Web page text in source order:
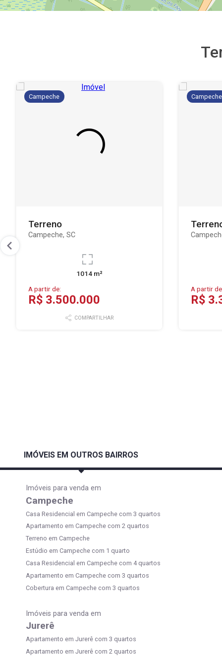
Campeche
Terreno
Campeche, SC
1014 m²
A partir de:
R$ 3.500.000
COMPARTILHAR
Campeche
A partir
R$
IMÓVEIS EM OUTROS BAIRROS
Imóveis para venda em
Campeche
Casa Residencial em Campeche com 3 quartos
Apartamento em Campeche com 2 quartos
Terreno em Campeche
Estúdio em Campeche com 1 quarto
Casa Residencial em Campeche com 4 quartos
Apartamento em Campeche com 3 quartos
Cobertura em Campeche com 3 quartos
Imóveis para venda em
Jurerê
Apartamento em Jurerê com 3 quartos
Apartamento em Jurerê com 2 quartos